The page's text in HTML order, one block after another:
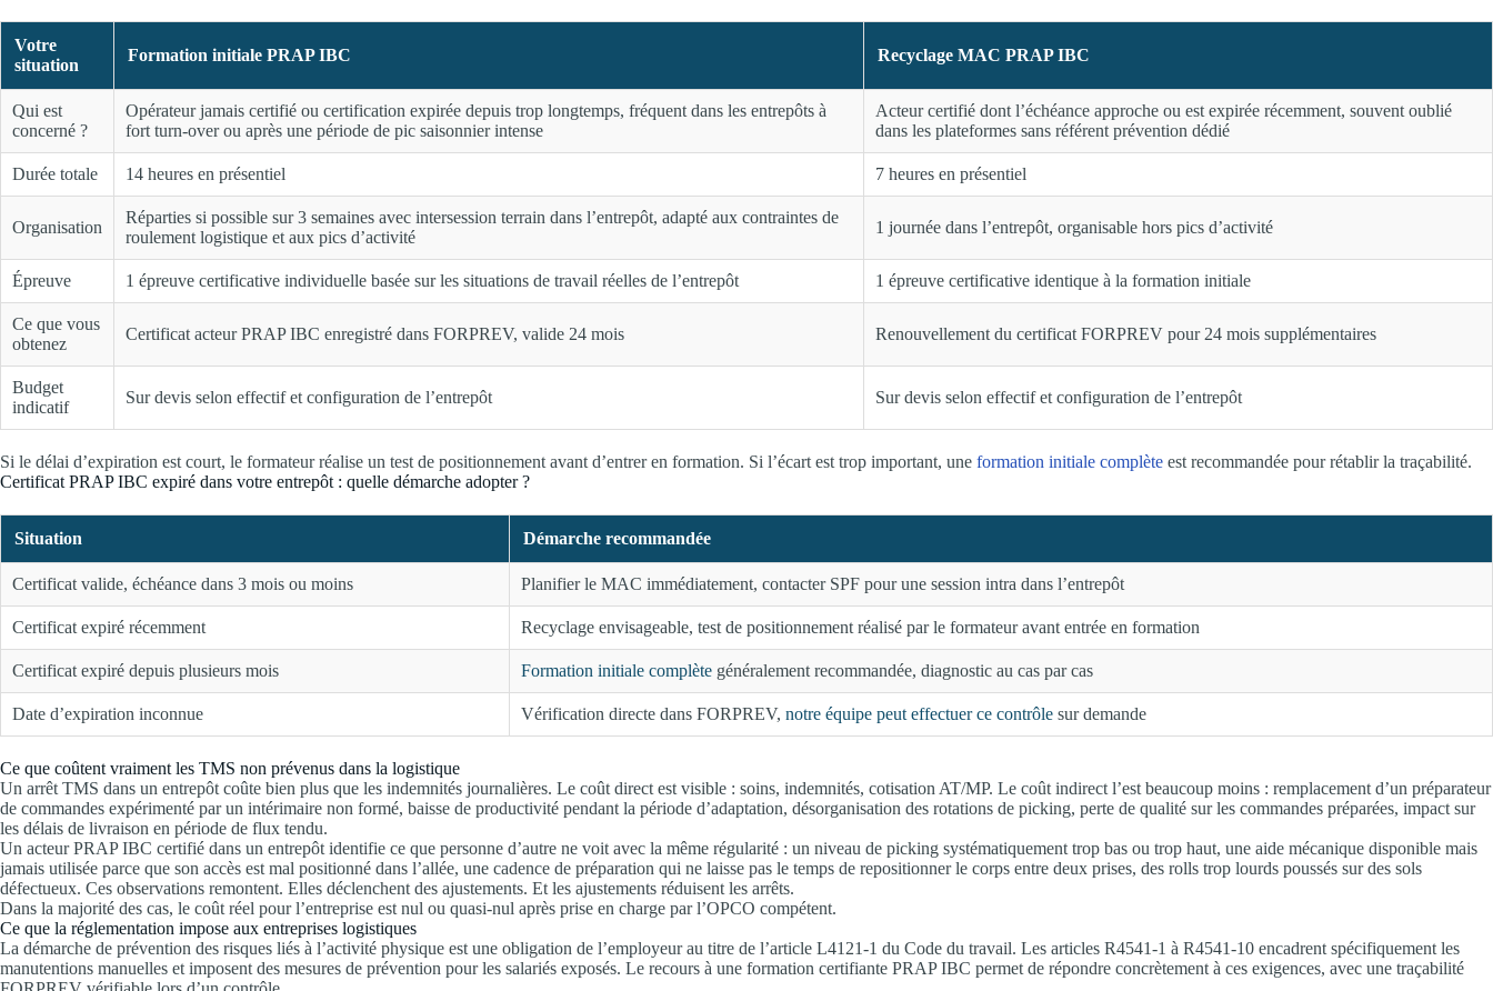
Votre
situation
Formation initiale PRAP IBC Recyclage MAC PRAP IBC
Qui est
concerné ?
Opérateur jamais certifié ou certification expirée depuis trop longtemps, fréquent dans les entrepôts à
fort turn-over ou après une période de pic saisonnier intense
Acteur certifié dont l’échéance approche ou est expirée récemment, souvent oublié
dans les plateformes sans référent prévention dédié
Durée totale 14 heures en présentiel 7 heures en présentiel
Organisation
Réparties si possible sur 3 semaines avec intersession terrain dans l’entrepôt, adapté aux contraintes de
roulement logistique et aux pics d’activité
1 journée dans l’entrepôt, organisable hors pics d’activité
Épreuve 1 épreuve certificative individuelle basée sur les situations de travail réelles de l’entrepôt 1 épreuve certificative identique à la formation initiale
Ce que vous
obtenez
Certificat acteur PRAP IBC enregistré dans FORPREV, valide 24 mois Renouvellement du certificat FORPREV pour 24 mois supplémentaires
Budget
indicatif
Sur devis selon effectif et configuration de l’entrepôt Sur devis selon effectif et configuration de l’entrepôt
Si le délai d’expiration est court, le formateur réalise un test de positionnement avant d’entrer en formation. Si l’écart est trop important, une formation initiale complète est recommandée pour rétablir la traçabilité.
Certificat PRAP IBC expiré dans votre entrepôt : quelle démarche adopter ?
Situation Démarche recommandée
Certificat valide, échéance dans 3 mois ou moins Planifier le MAC immédiatement, contacter SPF pour une session intra dans l’entrepôt
Certificat expiré récemment Recyclage envisageable, test de positionnement réalisé par le formateur avant entrée en formation
Certificat expiré depuis plusieurs mois Formation initiale complète généralement recommandée, diagnostic au cas par cas
Date d’expiration inconnue Vérification directe dans FORPREV, notre équipe peut effectuer ce contrôle sur demande
Ce que coûtent vraiment les TMS non prévenus dans la logistique
Un arrêt TMS dans un entrepôt coûte bien plus que les indemnités journalières. Le coût direct est visible : soins, indemnités, cotisation AT/MP. Le coût indirect l’est beaucoup moins : remplacement d’un préparateur
de commandes expérimenté par un intérimaire non formé, baisse de productivité pendant la période d’adaptation, désorganisation des rotations de picking, perte de qualité sur les commandes préparées, impact sur
les délais de livraison en période de flux tendu.
Un acteur PRAP IBC certifié dans un entrepôt identifie ce que personne d’autre ne voit avec la même régularité : un niveau de picking systématiquement trop bas ou trop haut, une aide mécanique disponible mais
jamais utilisée parce que son accès est mal positionné dans l’allée, une cadence de préparation qui ne laisse pas le temps de repositionner le corps entre deux prises, des rolls trop lourds poussés sur des sols
défectueux. Ces observations remontent. Elles déclenchent des ajustements. Et les ajustements réduisent les arrêts.
Dans la majorité des cas, le coût réel pour l’entreprise est nul ou quasi-nul après prise en charge par l’OPCO compétent.
Ce que la réglementation impose aux entreprises logistiques
La démarche de prévention des risques liés à l’activité physique est une obligation de l’employeur au titre de l’article L4121-1 du Code du travail. Les articles R4541-1 à R4541-10 encadrent spécifiquement les
manutentions manuelles et imposent des mesures de prévention pour les salariés exposés. Le recours à une formation certifiante PRAP IBC permet de répondre concrètement à ces exigences, avec une traçabilité